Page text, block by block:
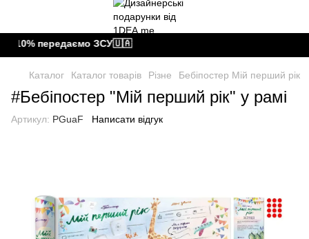
10% передаємо ЗСУ🇺🇦
Каталог Каталог товарів Різне Бебіпостер Мій перший рік
#Бебіпостер "Мій перший рік" у рамі
Артикул: PGuaF Написати відгук